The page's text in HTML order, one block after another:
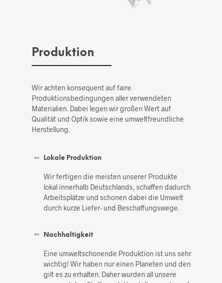
Produktion
Wir achten konsequent auf faire
Produktionsbedingungen aller verwendeten
Materialien. Dabei legen wir großen Wert auf
Qualität und Optik sowie eine umweltfreundliche
Herstellung.
Lokale Produktion
Wir fertigen die meisten unserer Produkte
lokal innerhalb Deutschlands, schaffen dadurch
Arbeitsplätze und schonen dabei die Umwelt
durch kurze Liefer- und Beschaffungswege.
Nachhaltigkeit
Eine umweltschonende Produktion ist uns sehr
wichtig! Wir haben nur einen Planeten und den
gilt es zu erhalten. Daher wurden all unsere